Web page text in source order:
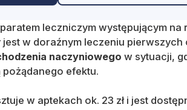
leczniczym występującym na
w doraźnym leczeniu pierwszych
naczyniowego w sytuacji,
efektu.
w aptekach ok. 23 zł i jest